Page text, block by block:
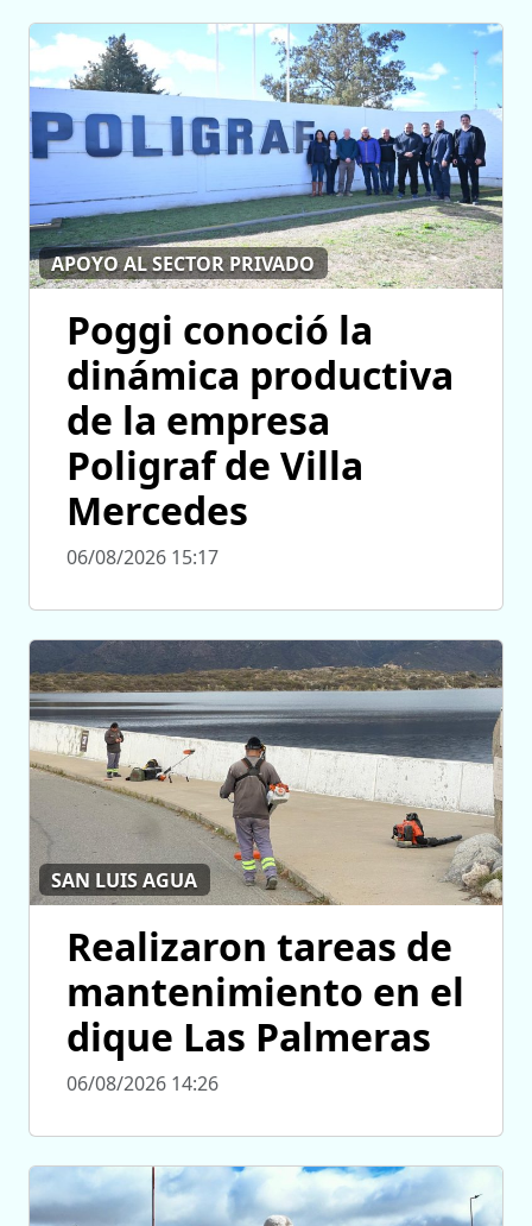
APOYO AL SECTOR PRIVADO
Poggi conoció la
dinámica productiva
de la empresa
Poligraf de Villa
Mercedes
06/08/2026 15:17
SAN LUIS AGUA
Realizaron tareas de
mantenimiento en el
dique Las Palmeras
06/08/2026 14:26